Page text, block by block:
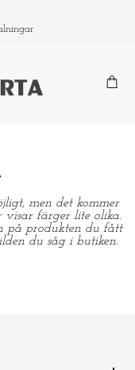
men det kommer
färger lite olika.
på produkten du fått
du såg i butiken.